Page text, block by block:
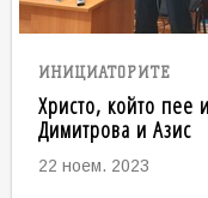
ИНИЦИАТОРИТЕ
Христо, който пее
Димитрова и Азис
22 ноем. 2023